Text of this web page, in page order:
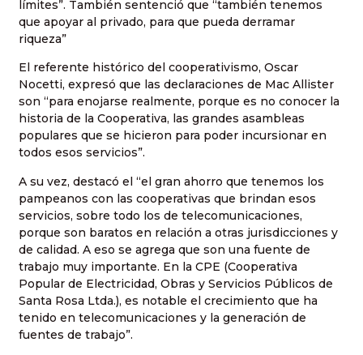
límites”. También sentenció que “también tenemos
que apoyar al privado, para que pueda derramar
riqueza”
El referente histórico del cooperativismo, Oscar
Nocetti, expresó que las declaraciones de Mac Allister
son “para enojarse realmente, porque es no conocer la
historia de la Cooperativa, las grandes asambleas
populares que se hicieron para poder incursionar en
todos esos servicios”.
A su vez, destacó el “el gran ahorro que tenemos los
pampeanos con las cooperativas que brindan esos
servicios, sobre todo los de telecomunicaciones,
porque son baratos en relación a otras jurisdicciones y
de calidad. A eso se agrega que son una fuente de
trabajo muy importante. En la CPE (Cooperativa
Popular de Electricidad, Obras y Servicios Públicos de
Santa Rosa Ltda.), es notable el crecimiento que ha
tenido en telecomunicaciones y la generación de
fuentes de trabajo”.